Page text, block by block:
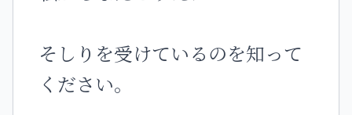
そしりを受けているのを知って
ください。